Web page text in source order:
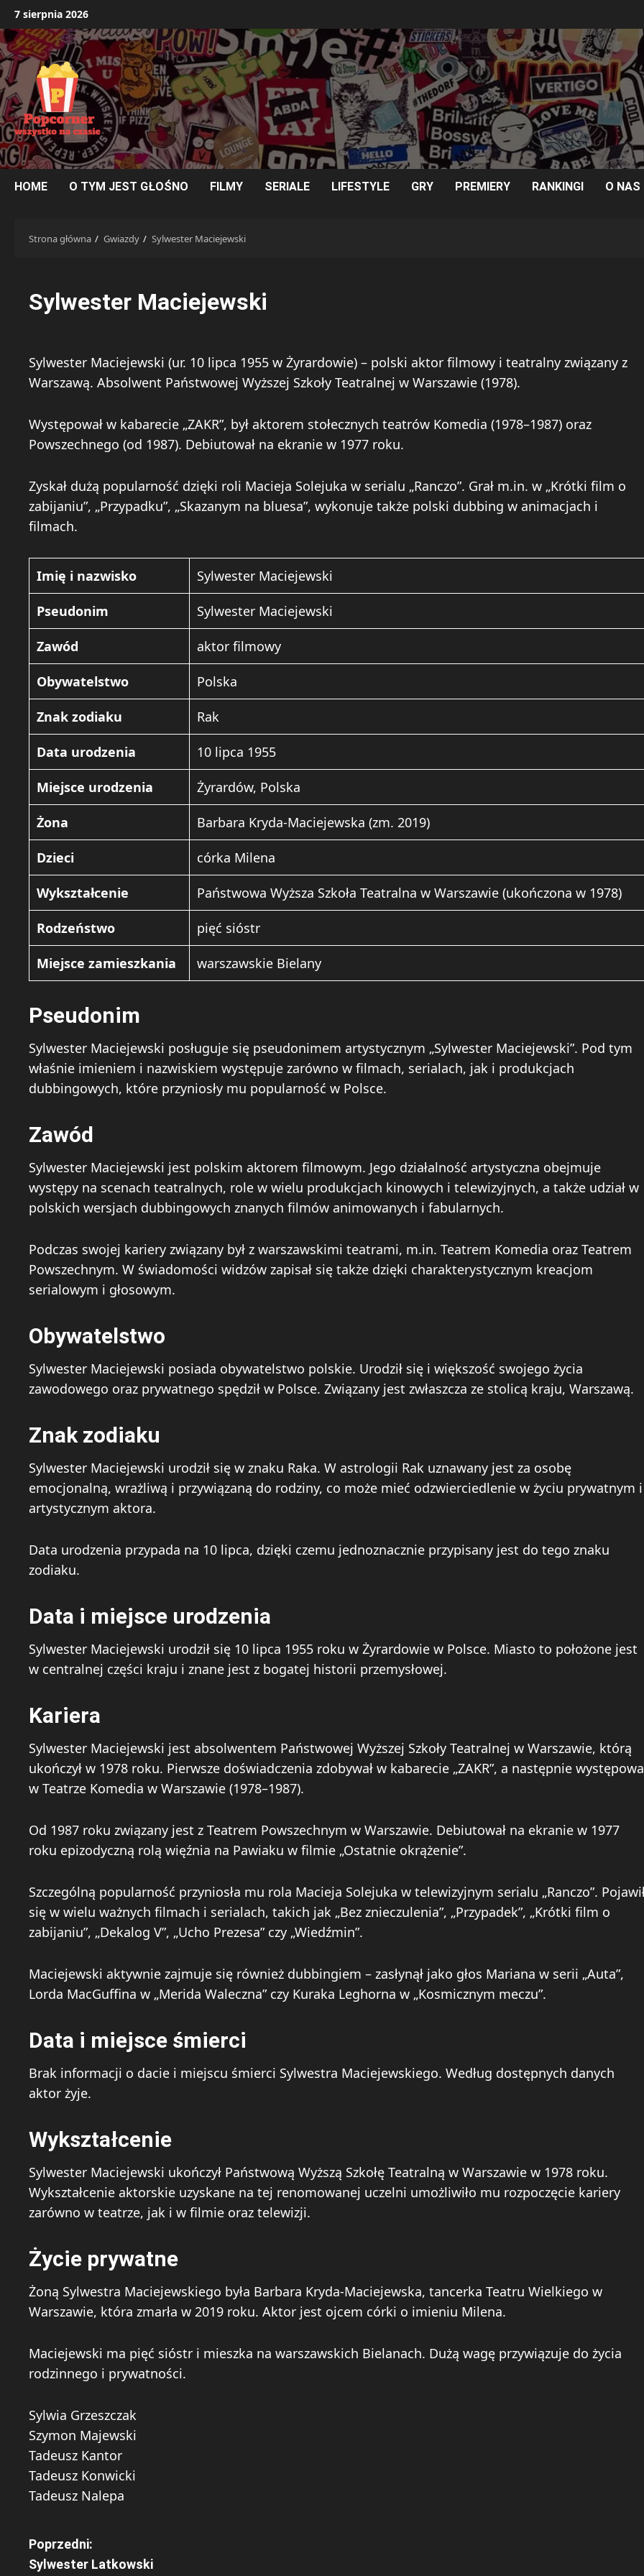
Przejdź
do
treści
7 sierpnia 2026
HOME O TYM JEST GŁOŚNO FILMY SERIALE LIFESTYLE GRY PREMIERY RANKINGI O NAS
Strona główna Gwiazdy Sylwester Maciejewski
Sylwester Maciejewski
Sylwester Maciejewski (ur. 10 lipca 1955 w Żyrardowie) – polski aktor filmowy i teatralny związany z
Warszawą. Absolwent Państwowej Wyższej Szkoły Teatralnej w Warszawie (1978).
Występował w kabarecie „ZAKR”, był aktorem stołecznych teatrów Komedia (1978–1987) oraz
Powszechnego (od 1987). Debiutował na ekranie w 1977 roku.
Zyskał dużą popularność dzięki roli Macieja Solejuka w serialu „Ranczo”. Grał m.in. w „Krótki film o
zabijaniu”, „Przypadku”, „Skazanym na bluesa”, wykonuje także polski dubbing w animacjach i
filmach.
Imię i nazwisko Sylwester Maciejewski
Pseudonim Sylwester Maciejewski
Zawód aktor filmowy
Obywatelstwo Polska
Znak zodiaku Rak
Data urodzenia 10 lipca 1955
Miejsce urodzenia Żyrardów, Polska
Żona Barbara Kryda-Maciejewska (zm. 2019)
Dzieci córka Milena
Wykształcenie Państwowa Wyższa Szkoła Teatralna w Warszawie (ukończona w 1978)
Rodzeństwo pięć sióstr
Miejsce zamieszkania warszawskie Bielany
Pseudonim
Sylwester Maciejewski posługuje się pseudonimem artystycznym „Sylwester Maciejewski”. Pod tym
właśnie imieniem i nazwiskiem występuje zarówno w filmach, serialach, jak i produkcjach
dubbingowych, które przyniosły mu popularność w Polsce.
Zawód
Sylwester Maciejewski jest polskim aktorem filmowym. Jego działalność artystyczna obejmuje
występy na scenach teatralnych, role w wielu produkcjach kinowych i telewizyjnych, a także udział w
polskich wersjach dubbingowych znanych filmów animowanych i fabularnych.
Podczas swojej kariery związany był z warszawskimi teatrami, m.in. Teatrem Komedia oraz Teatrem
Powszechnym. W świadomości widzów zapisał się także dzięki charakterystycznym kreacjom
serialowym i głosowym.
Obywatelstwo
Sylwester Maciejewski posiada obywatelstwo polskie. Urodził się i większość swojego życia
zawodowego oraz prywatnego spędził w Polsce. Związany jest zwłaszcza ze stolicą kraju, Warszawą.
Znak zodiaku
Sylwester Maciejewski urodził się w znaku Raka. W astrologii Rak uznawany jest za osobę
emocjonalną, wrażliwą i przywiązaną do rodziny, co może mieć odzwierciedlenie w życiu prywatnym i
artystycznym aktora.
Data urodzenia przypada na 10 lipca, dzięki czemu jednoznacznie przypisany jest do tego znaku
zodiaku.
Data i miejsce urodzenia
Sylwester Maciejewski urodził się 10 lipca 1955 roku w Żyrardowie w Polsce. Miasto to położone jest
w centralnej części kraju i znane jest z bogatej historii przemysłowej.
Kariera
Sylwester Maciejewski jest absolwentem Państwowej Wyższej Szkoły Teatralnej w Warszawie, którą
ukończył w 1978 roku. Pierwsze doświadczenia zdobywał w kabarecie „ZAKR”, a następnie
w Teatrze Komedia w Warszawie (1978–1987).
Od 1987 roku związany jest z Teatrem Powszechnym w Warszawie. Debiutował na ekranie w 1977
roku epizodyczną rolą więźnia na Pawiaku w filmie „Ostatnie okrążenie”.
Szczególną popularność przyniosła mu rola Macieja Solejuka w telewizyjnym serialu „Ranczo”.
się w wielu ważnych filmach i serialach, takich jak „Bez znieczulenia”, „Przypadek”, „Krótki film o
zabijaniu”, „Dekalog V”, „Ucho Prezesa” czy „Wiedźmin”.
Maciejewski aktywnie zajmuje się również dubbingiem – zasłynął jako głos Mariana w serii „Auta”,
Lorda MacGuffina w „Merida Waleczna” czy Kuraka Leghorna w „Kosmicznym meczu”.
Data i miejsce śmierci
Brak informacji o dacie i miejscu śmierci Sylwestra Maciejewskiego. Według dostępnych danych
aktor żyje.
Wykształcenie
Sylwester Maciejewski ukończył Państwową Wyższą Szkołę Teatralną w Warszawie w 1978 roku.
Wykształcenie aktorskie uzyskane na tej renomowanej uczelni umożliwiło mu rozpoczęcie kariery
zarówno w teatrze, jak i w filmie oraz telewizji.
Życie prywatne
Żoną Sylwestra Maciejewskiego była Barbara Kryda-Maciejewska, tancerka Teatru Wielkiego w
Warszawie, która zmarła w 2019 roku. Aktor jest ojcem córki o imieniu Milena.
Maciejewski ma pięć sióstr i mieszka na warszawskich Bielanach. Dużą wagę przywiązuje do życia
rodzinnego i prywatności.
Sylwia Grzeszczak
Szymon Majewski
Tadeusz Kantor
Tadeusz Konwicki
Tadeusz Nalepa
Z
Poprzedni:
Sylwester Latkowski